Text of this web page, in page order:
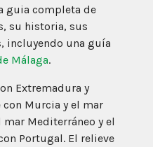
guia completa de
su historia, sus
incluyendo una guía
Málaga.
Extremadura y
con Murcia y el mar
Mediterráneo y el
Portugal. El relieve